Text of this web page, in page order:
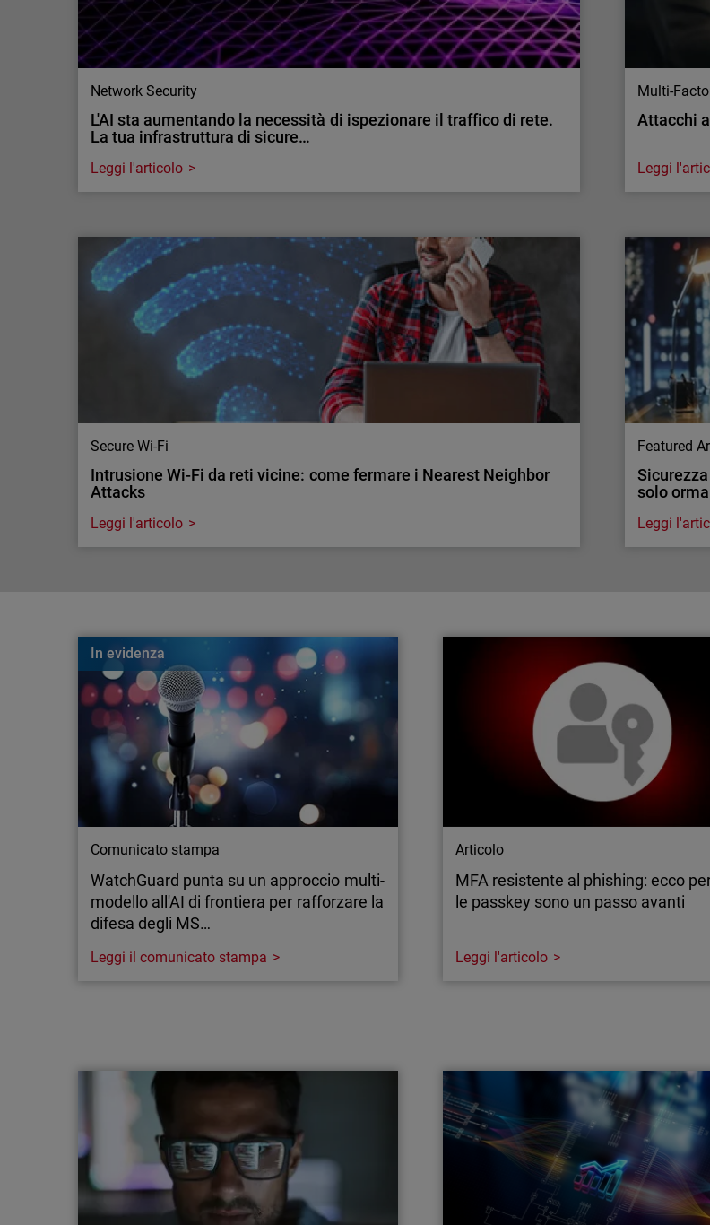
Network Security
L'AI sta aumentando la necessità di ispezionare il traffico di rete.
La tua infrastruttura di sicure…
L'AI sta aumentando la necessità di ispezionare il traffico di rete.
La tua infrastruttura di sicure…
L'AI sta aumentando il traffico cifrato e la necessità di ispezionarlo nelle reti
aziendali. Scopri perché la visibilità su larga scala è fondamentale per la
sicurezza.
Leggi l'articolo
Multi-
Attacchi
Attacchi
Il tasso di
Ecco
Leggi
Secure Wi-Fi
Intrusione Wi-Fi da reti vicine: come fermare i Nearest Neighbor
Attacks
Cos’è un Nearest Neighbor Attack? Scopri come questa minaccia può
colpire le aziende e come proteggere la tua rete Wi-Fi dalle reti adiacenti.
Leggi l'articolo
Featured
solo
Le difese
degli
allineata
conformità
Leggi
In evidenza
Comunicato stampa
WatchGuard punta su un approccio multi-
modello all'AI di frontiera per rafforzare la
difesa degli MS…
difesa degli MS…
Milano, 21 luglio 2026 - WatchGuard®
Technologies, leader globale nella
cybersecurity unificata per gli MSP, ha
annunciato nuovi investimenti nell'
intelligenza artificiale di frontiera applicata
alla sicurezza delle applicazioni, ampliando
Leggi il comunicato stampa
Articolo
MFA resistente al phishing: ecco
le passkey sono un passo avanti
Il phishing avanzato ormai aggira i
tradizionali di autenticazione a più fattori
(MFA), ma le passkey possono colmare
questa lacuna. Scopriamo come
perché le autorità di regolamentazione e
compagnie assicurative stanno
renderle obbligatorie.
Leggi l'articolo